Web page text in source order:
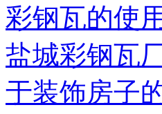
彩钢瓦的使
盐城彩钢瓦
于装饰房子